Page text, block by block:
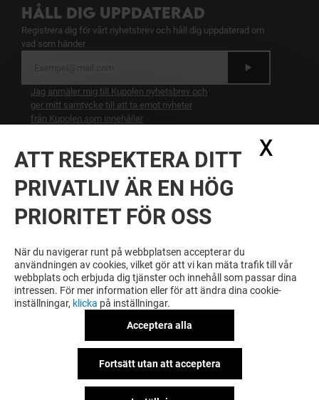
HÅLL DIG UPPDATERAD
Registrera dig för vårt nyhetsbrev och håll dig uppdaterad om
vad som händer
Jag anmäler mig till Kupolen nyhetsbrev och
ger mitt samtycke till att ta emot nyheter
från Kupolen som innehåller
samarbetspartners. Jag bekräftar att jag har
BLI BELÖNAD FÖR DIN LOJALITET
KUPOLENS och våra samarbetspartners.
Allmänna regler & Användarvillkor
Juridiska meddelandenPersonuppgiftspolicy
Miljö- och samhällsansvar
ATT RESPEKTERA DITT
PRIVATLIV ÄR EN HÖG
PRIORITET FÖR OSS
När du navigerar runt på webbplatsen accepterar du
användningen av cookies, vilket gör att vi kan mäta trafik till vår
webbplats och erbjuda dig tjänster och innehåll som passar dina
intressen. För mer information eller för att ändra dina cookie-
inställningar, klicka på inställningar.
Acceptera alla
Fortsätt utan att acceptera
X